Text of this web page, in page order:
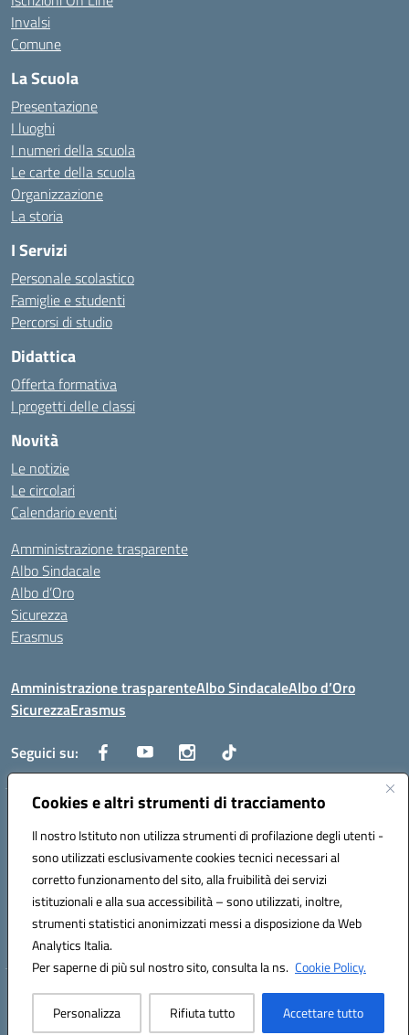
Cookies e altri strumenti di tracciamento
Il nostro Istituto non utilizza strumenti di profilazione degli utenti -
sono utilizzati esclusivamente cookies tecnici necessari al
corretto funzionamento del sito, alla fruibilità dei servizi
istituzionali e alla sua accessibilità – sono utilizzati, inoltre,
strumenti statistici anonimizzati messi a disposizione da Web
Analytics Italia.
Per saperne di più sul nostro sito, consulta la ns. Cookie Policy.
Personalizza Rifiuta tutto Accettare tutto
Invalsi
Comune
La Scuola
Presentazione
I luoghi
I numeri della scuola
Le carte della scuola
Organizzazione
La storia
I Servizi
Personale scolastico
Famiglie e studenti
Percorsi di studio
Didattica
Offerta formativa
I progetti delle classi
Novità
Le notizie
Le circolari
Calendario eventi
Amministrazione trasparente
Albo Sindacale
Albo d’Oro
Sicurezza
Erasmus
Amministrazione trasparenteAlbo SindacaleAlbo d’Oro
SicurezzaErasmus
Seguici su:
Centralino:0885.426034 Email:FGTD02000P@istruzione.it
Posta elettronica certificata (PEC):fgtd02000p@pec.istruzione.it
Codice fiscale: 81002930717
Codice meccanografico:FGTD02000P
Codice unico di fatturazione (CUF): UFUN7Y
Hosting & Powered by 3D Solution S.r.l.
Concept & Design by Designers Italia